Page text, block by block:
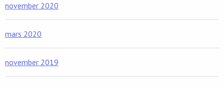
november 2020
mars 2020
november 2019